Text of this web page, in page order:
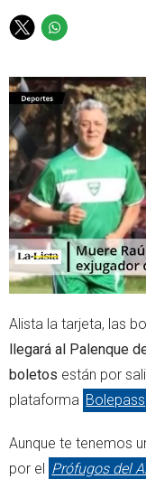
T
i
t
t
e
W
a
t
a
p
p
Alista la tarjeta, las
llegará al Palenque
boletos están por
plataforma Bolepass
Aunque te tenemos
por el
Prófugos del